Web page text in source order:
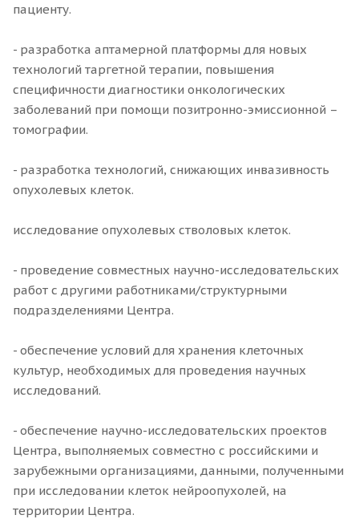
пациенту.
- разработка аптамерной платформы для новых
технологий таргетной терапии, повышения
специфичности диагностики онкологических
заболеваний при помощи позитронно-эмиссионной –
томографии.
- разработка технологий, снижающих инвазивность
опухолевых клеток.
исследование опухолевых стволовых клеток.
- проведение совместных научно-исследовательских
работ с другими работниками/структурными
подразделениями Центра.
- обеспечение условий для хранения клеточных
культур, необходимых для проведения научных
исследований.
- обеспечение научно-исследовательских проектов
Центра, выполняемых совместно с российскими и
зарубежными организациями, данными, полученными
при исследовании клеток нейроопухолей, на
территории Центра.